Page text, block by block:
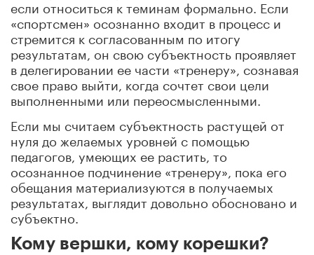
если относиться к теминам формально. Если
«спортсмен» осознанно входит в процесс и
стремится к согласованным по итогу
результатам, он свою субъектность проявляет
в делегировании ее части «тренеру», сознавая
свое право выйти, когда сочтет свои цели
выполненными или переосмысленными.
Если мы считаем субъектность растущей от
нуля до желаемых уровней с помощью
педагогов, умеющих ее растить, то
осознанное подчинение «тренеру», пока его
обещания материализуются в получаемых
результатах, выглядит довольно обосновано и
субъектно.
Кому вершки, кому корешки?